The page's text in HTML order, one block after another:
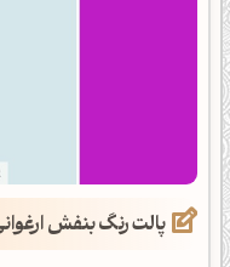
پالت رنگ بنفش